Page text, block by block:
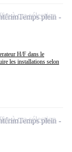
H/F dans le
les installations selon
Temps plein
à ma sélection
Temps plein
à ma sélection